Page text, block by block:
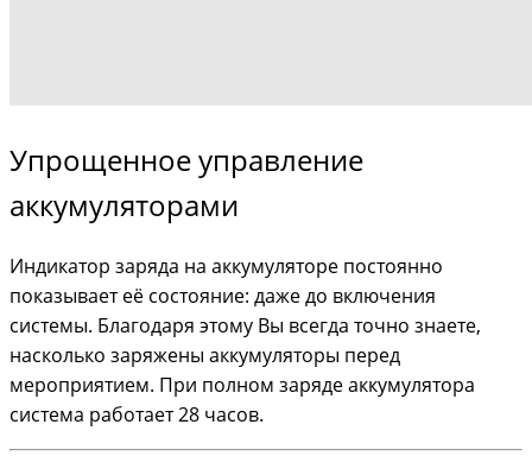
Упрощенное управление
аккумуляторами
Индикатор заряда на аккумуляторе постоянно
показывает её состояние: даже до включения
системы. Благодаря этому Вы всегда точно знаете,
насколько заряжены аккумуляторы перед
мероприятием. При полном заряде аккумулятора
система работает 28 часов.